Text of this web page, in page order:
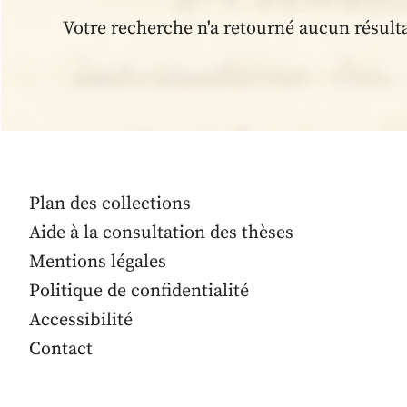
Votre recherche n'a retourné aucun
Plan des collections
Aide à la consultation des thèses
Mentions légales
Politique de confidentialité
Accessibilité
Contact